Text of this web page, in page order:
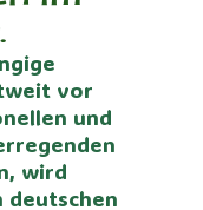
vor
und
wird
deutschen